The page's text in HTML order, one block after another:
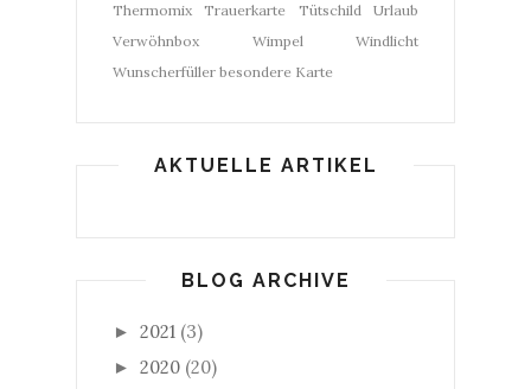
Thermomix
Trauerkarte Tütschild
Urlaub
Verwöhnbox
Wimpel
Windlicht
Wunscherfüller besondere Karte
AKTUELLE ARTIKEL
BLOG ARCHIVE
► 2021 (3)
► 2020 (20)